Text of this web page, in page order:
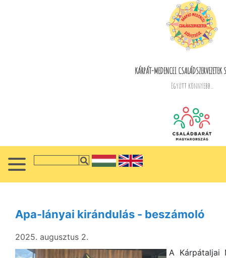
KÁRPÁT-MEDENCEI CSALÁDSZERVEZETEK
Együtt könnyebb...
Apa-lányai kirándulás - beszámoló
2025. augusztus 2.
A Kárpátaljai